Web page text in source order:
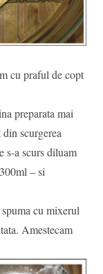
cu praful de copt
preparata mai
scurgerea
s-a scurs diluam
– si
cu mixerul
Amestecam